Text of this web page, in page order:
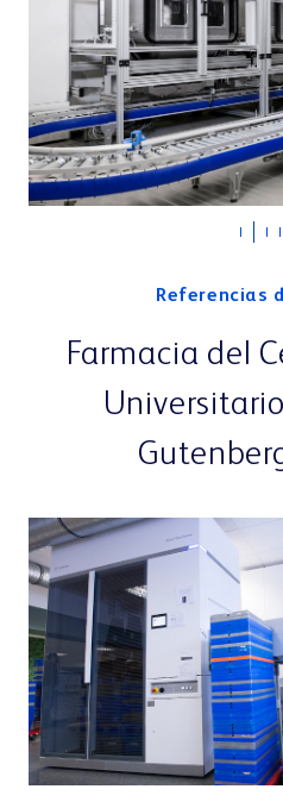
Referencias
Farmacia del